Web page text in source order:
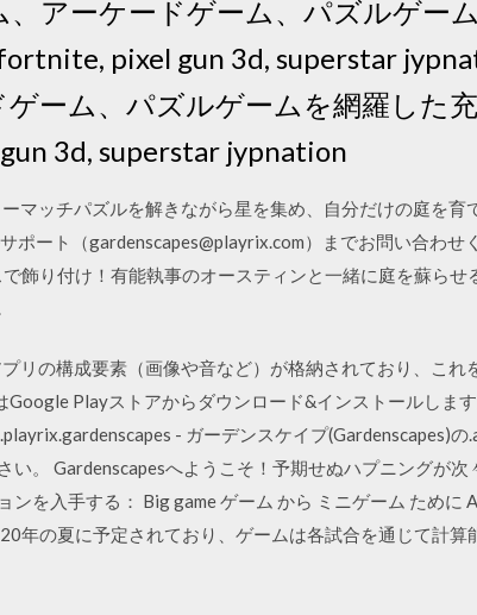
、アーケードゲーム、パズルゲー
pixel gun 3d, superstar
ーム、パズルゲームを網羅した
3d, superstar jypnation
マッチパズルを解きながら星を集め、自分だけの庭を
ポート（gardenscapes@playrix.com）までお問い合わ
飾り付け！有能執事のオースティンと一緒に庭を蘇ら
リの構成要素（画像や音など）が格納されており、これ
Google Playストアからダウンロード&インストールしま
- ガーデンスケイプ(Gardenscapes)
い。 Gardenscapesへようこそ！予期せぬハプニングが
を入手する： Big game ゲーム から ミニゲーム ために
年の夏に予定されており、ゲームは各試合を通じて計